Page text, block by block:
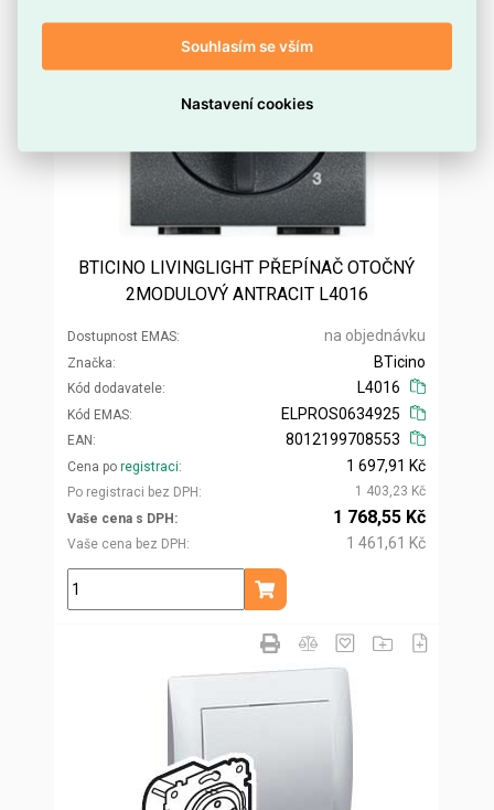
BTICINO LIVINGLIGHT PŘEPÍNAČ OTOČNÝ
2MODULOVÝ ANTRACIT L4016
Dostupnost EMAS na objednávku
Značka
Kód dodavatele
BTicino
L4016
Kód EMAS
EAN
ELPROS0634925
8012199708553
Cena po registraci
Po registraci bez DPH
1 697,91 Kč
1 403,23 Kč
Vaše cena s DPH
Vaše cena bez DPH
1 768,55 Kč
1 461,61 Kč
ks
Přidat do košíku
Souhlasím se vším
Nastavení cookies